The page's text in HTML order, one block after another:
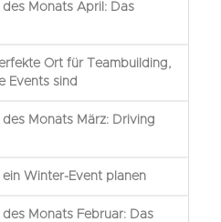
des Monats April: Das
Ort für Teambuilding,
Events sind
des Monats März: Driving
Winter-Event planen
des Monats Februar: Das